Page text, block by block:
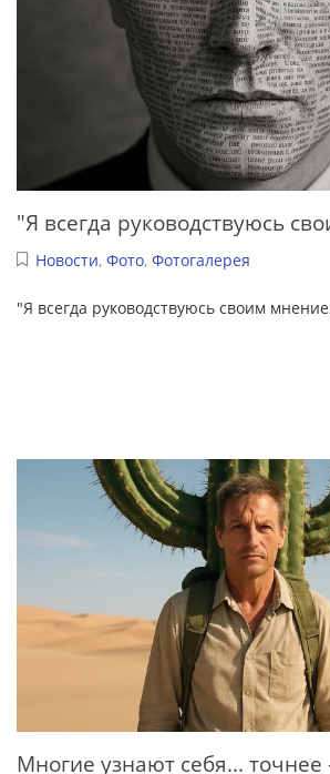
"Я всегда руководствуюсь
Новости, Фото, Фотогалерея
"Я всегда руководствуюсь своим
Многие узнают себя... точнее